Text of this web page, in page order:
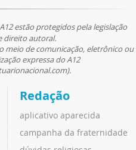
estão protegidos pela legislação
direito autoral.
de comunicação, eletrônico ou
expressa do A12
Redação
aplicativo aparecida
campanha da fraternidade